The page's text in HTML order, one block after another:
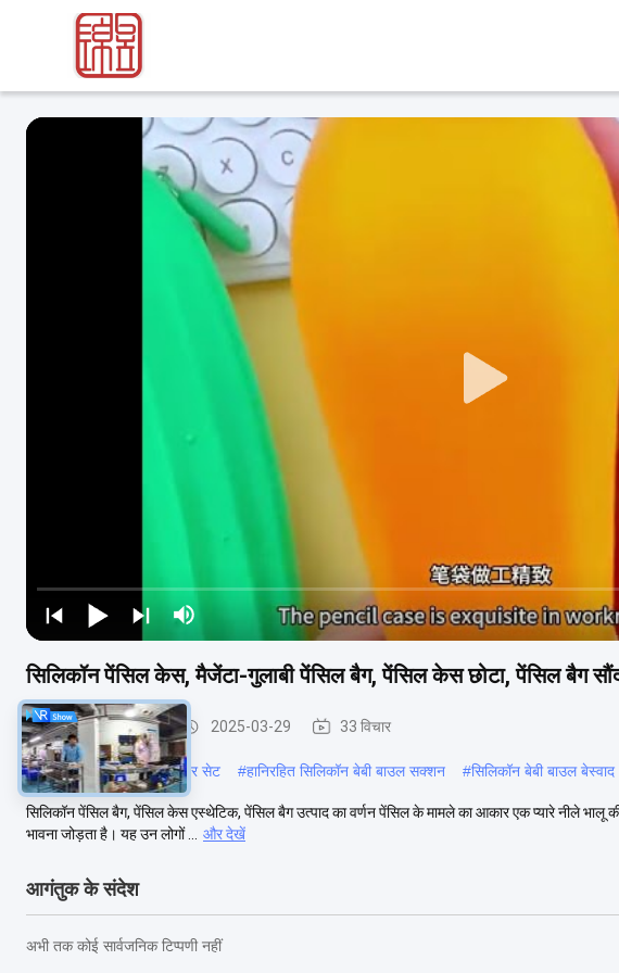
सिलिकॉन पेंसिल केस, मैजेंटा-गुलाबी पेंसिल बैग, पेंसिल केस छोटा, पेंसिल बैग
सिलिकॉन पेंसिल बॉक्स 2025-03-29 33 विचार
#प्रैक्टिकल सिलिकॉन डिनरवेयर सेट #हानिरहित सिलिकॉन बेबी बाउल सक्शन #सिलिकॉन बेबी बाउल बेस्वाद
सिलिकॉन पेंसिल बैग, पेंसिल केस एस्थेटिक, पेंसिल बैग उत्पाद का वर्णन पेंसिल के मामले का आकार एक प्यारे नीले
भावना जोड़ता है। यह उन लोगों ...
और देखें
आगंतुक के संदेश
अभी तक कोई सार्वजनिक टिप्पणी नहीं